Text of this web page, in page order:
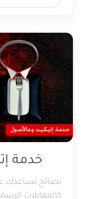
خدمة
نصائح تساعدك
كالمقابلات